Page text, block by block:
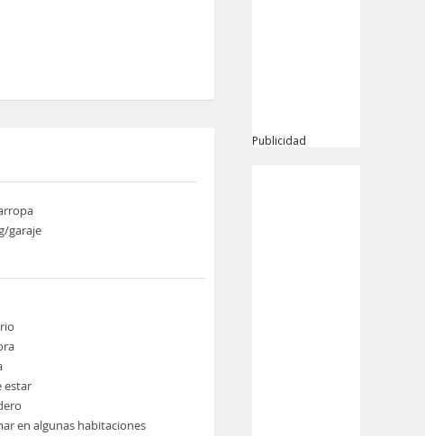
garaje
estar
en algunas habitaciones
Publicidad